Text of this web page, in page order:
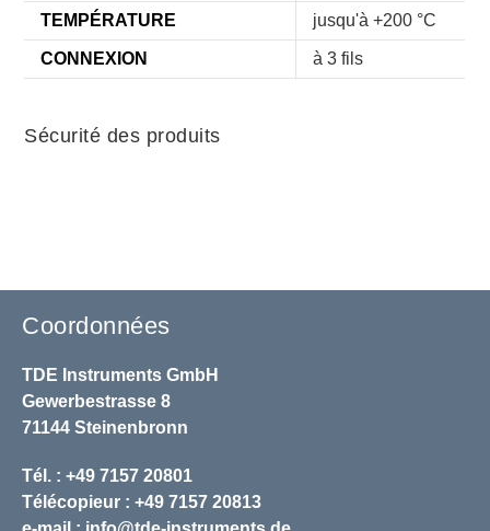
TEMPÉRATURE jusqu'à +200 °C
CONNEXION à 3 fils
Sécurité des produits
Coordonnées
TDE Instruments GmbH
Gewerbestrasse 8
71144 Steinenbronn
Tél. : +49 7157 20801
Télécopieur : +49 7157 20813